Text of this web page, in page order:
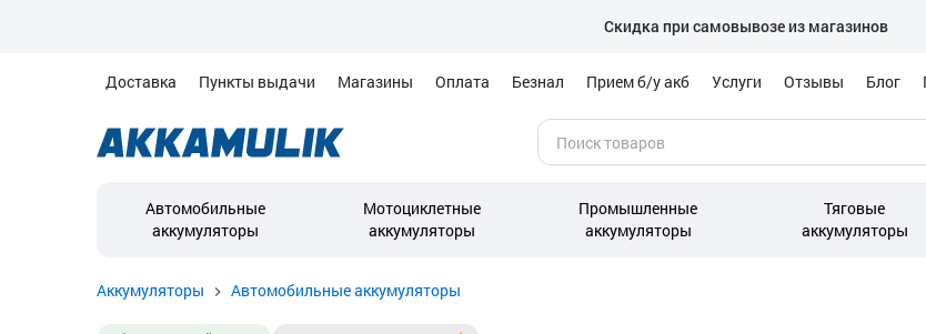
Скидка при самовывозе из магазинов
Доставка Пункты выдачи Магазины Оплата Безнал Прием б/у акб Услуги Отзывы Блог
Автомобильные
аккумуляторы
Мотоциклетные
аккумуляторы
Промышленные
аккумуляторы
Тяговые
аккумуляторы
Аккумуляторы Автомобильные аккумуляторы